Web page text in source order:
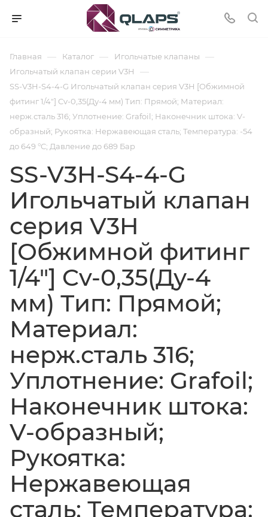
Главная — Каталог — Игольчатые клапаны —
Игольчатый клапан серии V3H —
SS-V3H-S4-4-G Игольчатый клапан серия V3H [Обжимной
фитинг 1/4"] Cv-0,35(Ду-4 мм) Тип: Прямой; Материал:
нерж.сталь 316; Уплотнение: Grafoil; Наконечник штока: V-
образный; Рукоятка: Нержавеющая сталь; Температура: -54
до 649 °C; Давление до 689 Бар
SS-V3H-S4-4-G
Игольчатый клапан
серия V3H
[Обжимной фитинг
1/4"] Cv-0,35(Ду-4
мм) Тип: Прямой;
Материал:
нерж.сталь 316;
Уплотнение: Grafoil;
Наконечник штока:
V-образный;
Рукоятка:
Нержавеющая
сталь; Температура: